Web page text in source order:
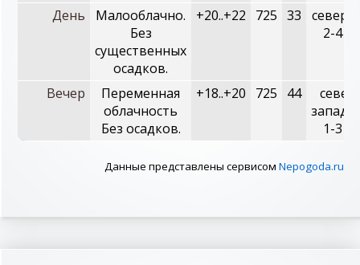
День
Малооблачно.
Без
существенных
осадков.
+20..+22 725 33
2-4
Вечер
Переменная
облачность
Без осадков.
+18..+20 725 44
1-3
Данные представлены сервисом Nepogoda.ru